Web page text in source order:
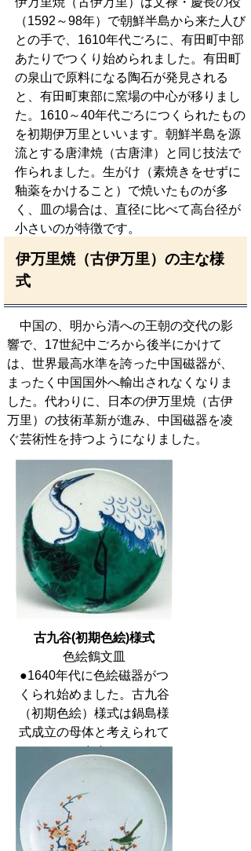
（1592～98年）で朝鮮半島から来た人び
との手で、1610年代ごろに、有田町中部
あたりでつくり始められました。有田町
の泉山で原料になる陶石が発見される
と、有田町東部に窯場の中心が移りまし
た。1610～40年代ごろにつくられたもの
を初期伊万里といいます。朝鮮半島を源
流とする唐津焼（古唐津）と同じ技法で
作られました。生がけ（素焼きをせずに
釉薬をかけること）で焼いたものが多
く、皿の場合は、直径に比べて高台径が
小さいのが特徴です。
伊万里焼（古伊万里）の主な様
式
中国の、明から清への王朝の交代の影
響で、17世紀中ごろから後半にかけて
は、世界最高水準を誇った中国磁器が、
まったく中国国外へ輸出されなくなりま
した。代わりに、日本の伊万里焼（古伊
万里）の技術革新が進み、中国磁器を凌
ぐ芸術性を持つようになりました。
古九谷(初期色絵)様式
色絵鶴文皿
●1640年代に色絵磁器がつ
くられ始めました。古九谷
（初期色絵）様式は鍋島様
式成立の母体と考えられて
います。